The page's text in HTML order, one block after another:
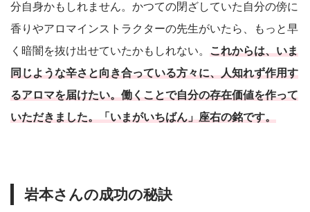
分自身かもしれません。かつての閉ざしていた自分の傍に
香りやアロマインストラクターの先生がいたら、もっと早
く暗闇を抜け出せていたかもしれない。 これからは、いま
同じような辛さと向き合っている方々に、人知れず作用す
るアロマを届けたい。働くことで自分の存在価値を作って
いただきました。「いまがいちばん」座右の銘です。
岩本さんの成功の秘訣